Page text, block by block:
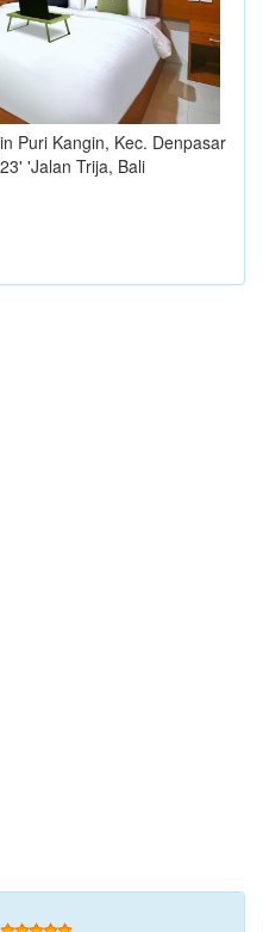
Puri Kangin, Kec. Denpasar
'Jalan Trija, Bali